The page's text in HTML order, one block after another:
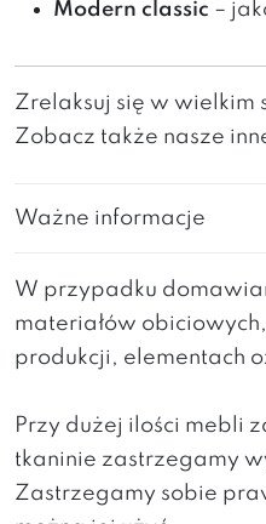
Modern classic –
Zrelaksuj się w wielkim
Zobacz także nasze
Ważne informacje
W przypadku
materiałów
produkcji, elementach
Przy dużej ilości mebli
tkaninie zastrzegamy
Zastrzegamy sobie